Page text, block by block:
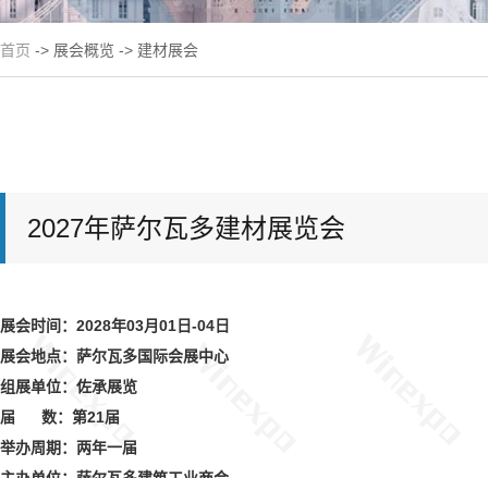
首页 -> 展会概览 -> 建材展会
2027年萨尔瓦多建材展览会
展会时间：2028年03月01日-04日
展会地点：萨尔瓦多国际会展中心
组展单位：佐承展览
届 数：第21届
举办周期：两年一届